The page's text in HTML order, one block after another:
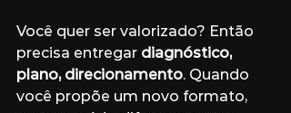
Você quer ser valorizado? Então
precisa entregar diagnóstico,
plano, direcionamento. Quando
você propõe um novo formato,